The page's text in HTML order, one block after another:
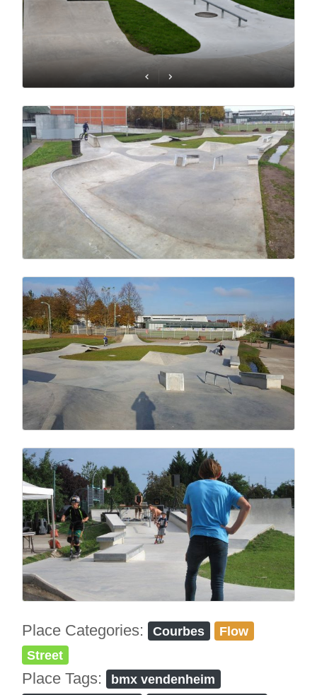
Place Categories: Courbes
Flow
Street
Place Tags: bmx vendenheim